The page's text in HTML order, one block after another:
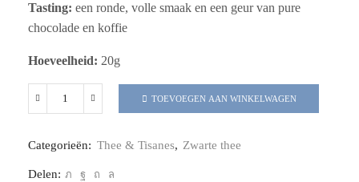
Tasting: een ronde, volle smaak en een geur van pure
chocolade en koffie
Hoeveelheid: 20g
TOEVOEGEN AAN WINKELWAGEN
Categorieën: Thee & Tisanes, Zwarte thee
Delen: